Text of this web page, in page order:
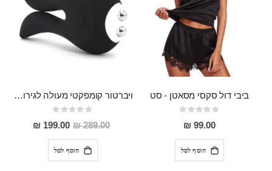
ביבי דול סקסי מסאטן - סט
Rating:
0%
99.00 ₪
הוסף לסל
ויברטור קומפקטי מעולה לגירוי פטמות ודגדגן מסיליקון רפואי בעל 10 מצבי רטט , נטען
Rating:
0%
289.00 ₪
מחיר
מבצע
199.00 ₪
הוסף לסל